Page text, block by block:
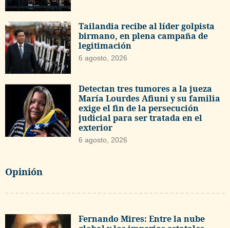
Tailandia recibe al líder golpista
birmano, en plena campaña de
legitimación
6 agosto, 2026
Detectan tres tumores a la jueza
María Lourdes Afiuni y su familia
exige el fin de la persecución
judicial para ser tratada en el
exterior
6 agosto, 2026
Opinión
Fernando Mires: Entre la nube